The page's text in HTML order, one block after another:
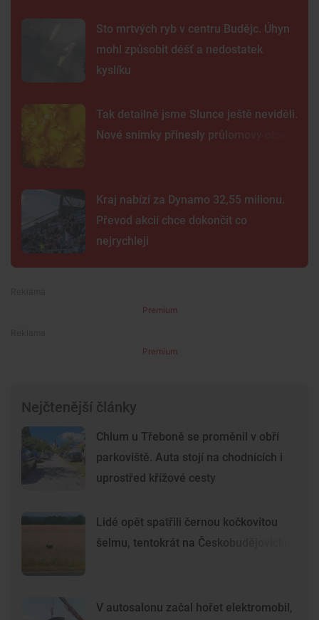
Sto mrtvých ryb v centru Budějc. Úhyn
mohl způsobit déšť a nedostatek
kyslíku
Tak detailně jsme Slunce ještě neviděli.
Nové snímky přinesly průlomový objev
Kraj nabízí za Dynamo 32,55 milionu.
Převod akcií chce dokončit co
nejrychleji
Premium
Premium
Nejčtenější články
Chlum u Třeboně se proměnil v obří
parkoviště. Auta stojí na chodnících i
uprostřed křížové cesty
Lidé opět spatřili černou kočkovitou
šelmu, tentokrát na Českobudějovicku
V autosalonu začal hořet elektromobil,